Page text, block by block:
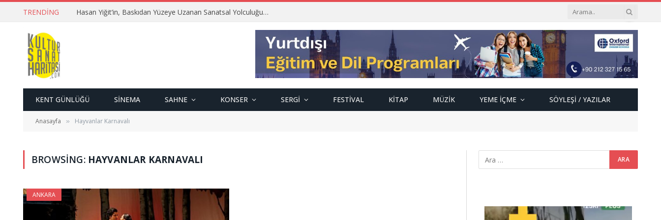
TRENDING Hasan Yiğit’in, Baskıdan Yüzeye Uzanan Sanatsal Yolculuğu…
KENT GÜNLÜĞÜ SINEMA SAHNE KONSER SERGI FESTIVAL KITAP MÜZIK YEME İÇME SÖYLEŞI / YAZILAR
Anasayfa » Hayvanlar Karnavalı
BROWSING: HAYVANLAR KARNAVALI
ANKARA
Video